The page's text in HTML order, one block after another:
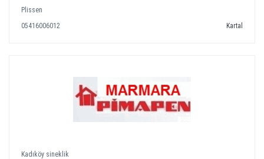
Plissen
05416006012
Kartal
Kadıköy sineklik